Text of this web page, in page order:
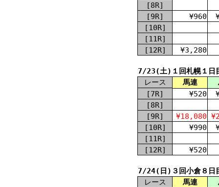
[8R]
[9R]
¥960
[10R]
[11R]
[12R]
¥3,280
7/23(土)１回札幌１日
レース
馬連
[7R]
¥520
[8R]
[9R]
¥18,080
[10R]
¥990
[11R]
[12R]
¥520
7/24(日)３回小倉８日
レース
馬連